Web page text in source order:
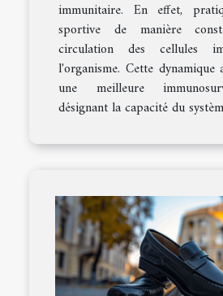
immunitaire. En effet,
sportive de manière
circulation des cellules
l'organisme. Cette
une meilleure
désignant la capacité du